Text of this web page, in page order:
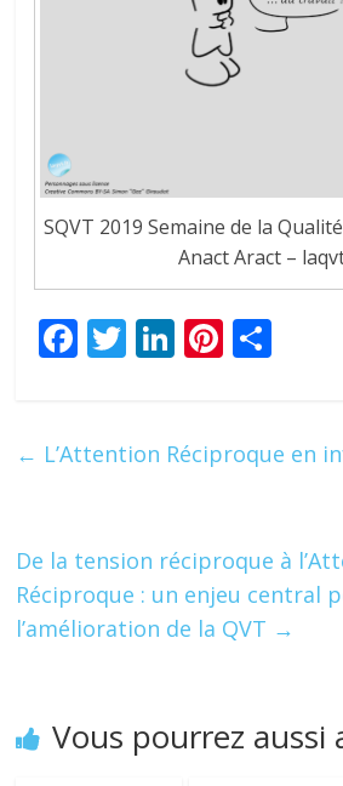
SQVT 2019 Semaine de la
Anact Aract –
F
b
k
T
er
Li
e
Pi
e g
← L’Attention Réciproque en
De la tension réciproque à
Réciproque : un enjeu central
l’amélioration de la QVT →
Vous pourrez aussi